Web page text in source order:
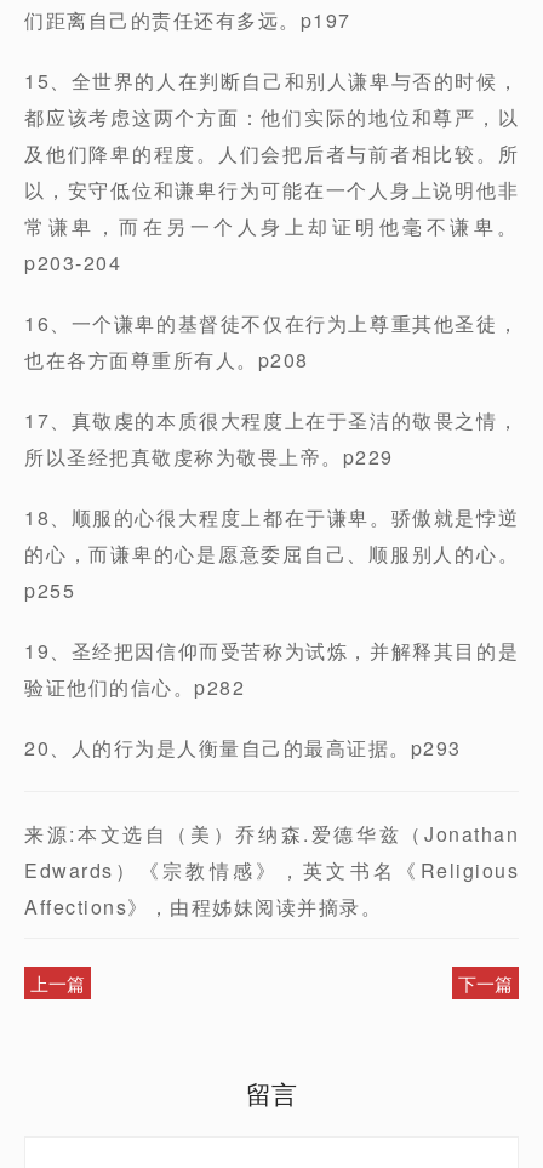
们距离自己的责任还有多远。p197
15、全世界的人在判断自己和别人谦卑与否的时候，
都应该考虑这两个方面：他们实际的地位和尊严，以
及他们降卑的程度。人们会把后者与前者相比较。所
以，安守低位和谦卑行为可能在一个人身上说明他非
常谦卑，而在另一个人身上却证明他毫不谦卑。
p203-204
16、一个谦卑的基督徒不仅在行为上尊重其他圣徒，
也在各方面尊重所有人。p208
17、真敬虔的本质很大程度上在于圣洁的敬畏之情，
所以圣经把真敬虔称为敬畏上帝。p229
18、顺服的心很大程度上都在于谦卑。骄傲就是悖逆
的心，而谦卑的心是愿意委屈自己、顺服别人的心。
p255
19、圣经把因信仰而受苦称为试炼，并解释其目的是
验证他们的信心。p282
20、人的行为是人衡量自己的最高证据。p293
来源:本文选自（美）乔纳森.爱德华兹（Jonathan
Edwards）《宗教情感》，英文书名《Religious
Affections》，由程姊妹阅读并摘录。
上一篇 下一篇
留言